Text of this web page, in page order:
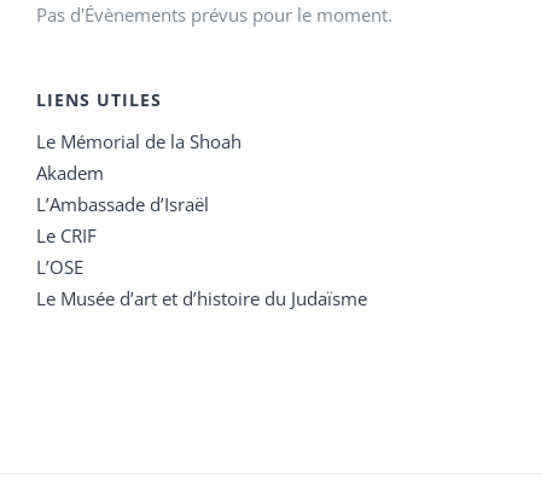
Pas d'Évènements prévus pour le moment.
LIENS UTILES
Le Mémorial de la Shoah
Akadem
L’Ambassade d’Israël
Le CRIF
L’OSE
Le Musée d’art et d’histoire du Judaïsme